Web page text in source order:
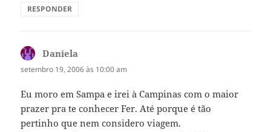
RESPONDER
Daniela
setembro 19, 2006 às 10:00 am
Eu moro em Sampa e irei à Campinas com o maior
prazer pra te conhecer Fer. Até porque é tão
pertinho que nem considero viagem.